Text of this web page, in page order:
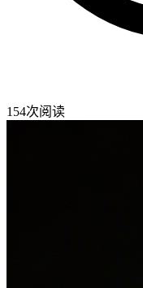
154次阅读